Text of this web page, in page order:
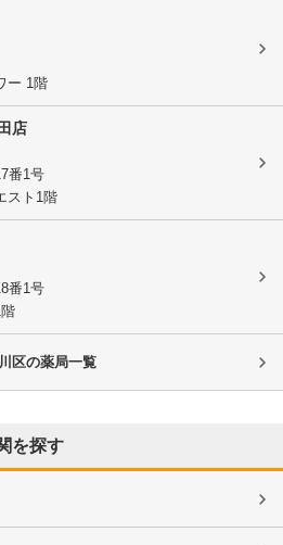
ー 1階
店
番1号
スト1階
番1号
区の薬局一覧
を探す